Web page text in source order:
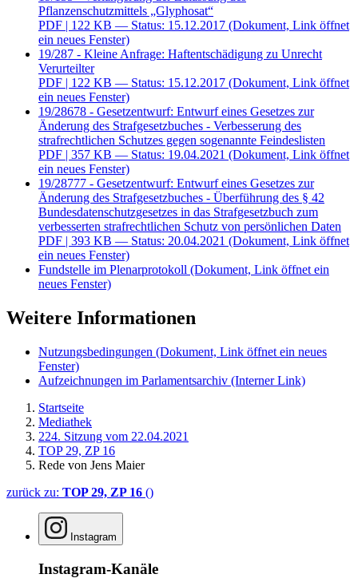
Pflanzenschutzmittels „Glyphosat“
PDF | 122 KB — Status: 15.12.2017 (Dokument, Link öffnet
ein neues Fenster)
19/287 - Kleine Anfrage: Haftentschädigung zu Unrecht
Verurteilter
PDF | 122 KB — Status: 15.12.2017 (Dokument, Link öffnet
ein neues Fenster)
19/28678 - Gesetzentwurf: Entwurf eines Gesetzes zur
Änderung des Strafgesetzbuches - Verbesserung des
strafrechtlichen Schutzes gegen sogenannte Feindeslisten
PDF | 357 KB — Status: 19.04.2021 (Dokument, Link öffnet
ein neues Fenster)
19/28777 - Gesetzentwurf: Entwurf eines Gesetzes zur
Änderung des Strafgesetzbuches - Überführung des § 42
Bundesdatenschutzgesetzes in das Strafgesetzbuch zum
verbesserten strafrechtlichen Schutz von persönlichen Daten
PDF | 393 KB — Status: 20.04.2021 (Dokument, Link öffnet
ein neues Fenster)
Fundstelle im Plenarprotokoll (Dokument, Link öffnet ein
neues Fenster)
Weitere Informationen
Nutzungsbedingungen (Dokument, Link öffnet ein neues
Fenster)
Aufzeichnungen im Parlamentsarchiv (Interner Link)
Startseite
Mediathek
224. Sitzung vom 22.04.2021
TOP 29, ZP 16
Rede von Jens Maier
zurück zu: TOP 29, ZP 16 ()
Instagram
Instagram-Kanäle